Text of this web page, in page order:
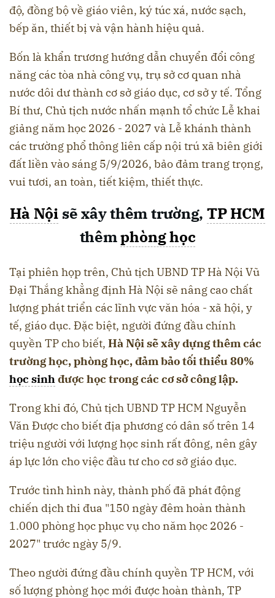
độ, đồng bộ về giáo viên, ký túc xá, nước sạch,
bếp ăn, thiết bị và vận hành hiệu quả.
Bốn là khẩn trương hướng dẫn chuyển đổi công
năng các tòa nhà công vụ, trụ sở cơ quan nhà
nước dôi dư thành cơ sở giáo dục, cơ sở y tế. Tổng
Bí thư, Chủ tịch nước nhấn mạnh tổ chức Lễ khai
giảng năm học 2026 - 2027 và Lễ khánh thành
các trường phổ thông liên cấp nội trú xã biên giới
đất liền vào sáng 5/9/2026, bảo đảm trang trọng,
vui tươi, an toàn, tiết kiệm, thiết thực.
Hà Nội sẽ xây thêm trường, TP HCM
thêmphòng học
Tại phiên họp trên, Chủ tịch UBND TP Hà Nội Vũ
Đại Thắng khẳng định Hà Nội sẽ nâng cao chất
lượng phát triển các lĩnh vực văn hóa - xã hội, y
tế, giáo dục. Đặc biệt, người đứng đầu chính
quyền TP cho biết, Hà Nội sẽ xây dựng thêm các
trường học, phòng học, đảm bảo tối thiểu 80%
học sinhđược học trong các cơ sở công lập.
Trong khi đó, Chủ tịch UBND TP HCM Nguyễn
Văn Được cho biết địa phương có dân số trên 14
triệu người với lượng học sinh rất đông, nên gây
áp lực lớn cho việc đầu tư cho cơ sở giáo dục.
Trước tình hình này, thành phố đã phát động
chiến dịch thi đua "150 ngày đêm hoàn thành
1.000 phòng học phục vụ cho năm học 2026 -
2027" trước ngày 5/9.
Theo người đứng đầu chính quyền TP HCM, với
số lượng phòng học mới được hoàn thành, TP